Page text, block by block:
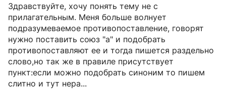
Здравствуйте, хочу понять тему не с
прилагательным. Меня больше волнует
подразумеваемое противопоставление, говорят
нужно поставить союз "а" и подобрать
противопоставляют ее и тогда пишется раздельно
слово,но так же в правиле присутствует
пункт:если можно подобрать синоним то пишем
слитно и тут нера...